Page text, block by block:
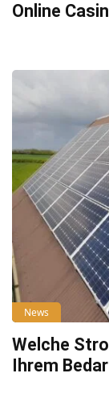
Online
News
Welche
Ihrem